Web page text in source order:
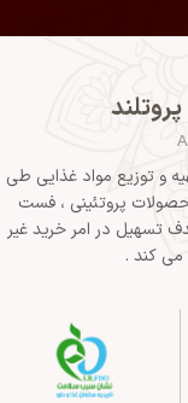
و توزیع مواد غذایی طی
پروتئینی ، فست
تسهیل در امر خرید غیر
می کند .